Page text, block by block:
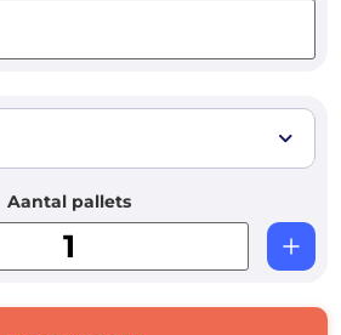
Aantal pallets